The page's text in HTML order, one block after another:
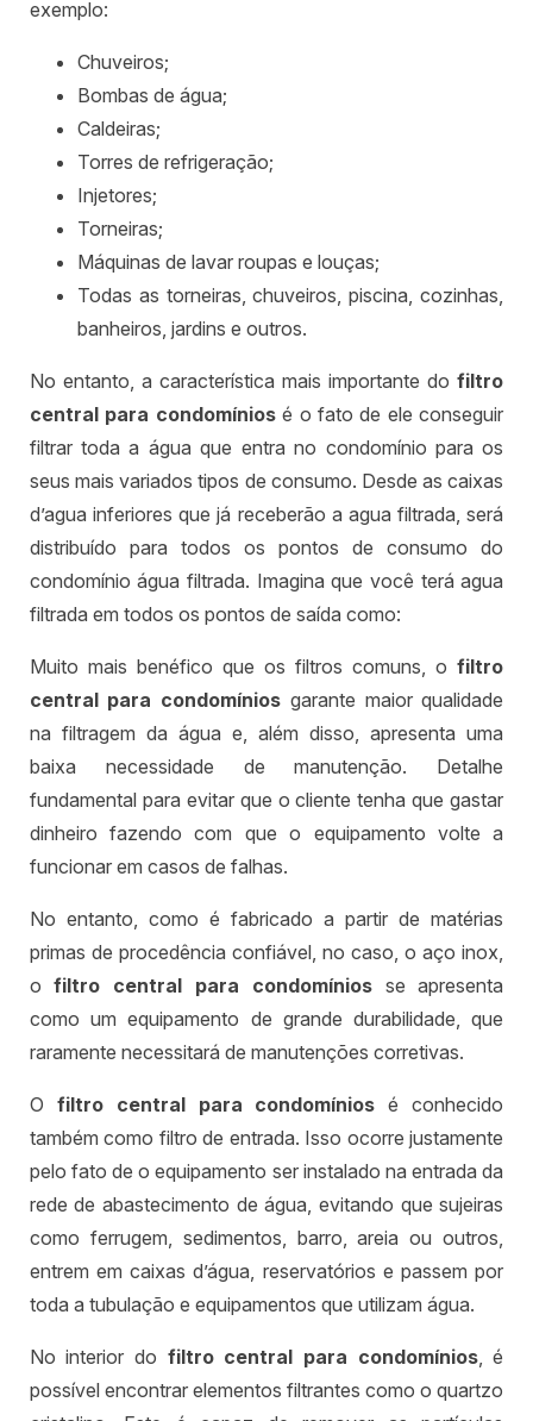
exemplo:
Chuveiros;
Bombas de água;
Caldeiras;
Torres de refrigeração;
Injetores;
Torneiras;
Máquinas de lavar roupas e louças;
Todas as torneiras, chuveiros, piscina, cozinhas,
banheiros, jardins e outros.
No entanto, a característica mais importante dofiltro
central para condomíniosé o fato de ele conseguir
filtrar toda a água que entra no condomínio para os
seus mais variados tipos de consumo. Desde as caixas
d’agua inferiores que já receberão a agua filtrada, será
distribuído para todos os pontos de consumo do
condomínio água filtrada. Imagina que você terá agua
filtrada em todos os pontos de saída como:
Muito mais benéfico que os filtros comuns, ofiltro
central para condomínios garante maior qualidade
na filtragem da água e, além disso, apresenta uma
baixa necessidade de manutenção. Detalhe
fundamental para evitar que o cliente tenha que gastar
dinheiro fazendo com que o equipamento volte a
funcionar em casos de falhas.
No entanto, como é fabricado a partir de matérias
primas de procedência confiável, no caso, o aço inox,
ofiltro central para condomíniosse apresenta
como um equipamento de grande durabilidade, que
raramente necessitará de manutenções corretivas.
O filtro central para condomínios é conhecido
também como filtro de entrada. Isso ocorre justamente
pelo fato de o equipamento ser instalado na entrada da
rede de abastecimento de água, evitando que sujeiras
como ferrugem, sedimentos, barro, areia ou outros,
entrem em caixas d’água, reservatórios e passem por
toda a tubulação e equipamentos que utilizam água.
No interior do filtro central para condomínios, é
possível encontrar elementos filtrantes como o quartzo